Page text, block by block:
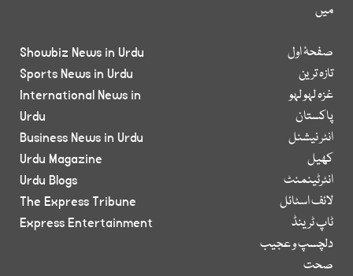
میں
صفحۂ اول
تازہ ترین
غزہ لہو لہو
پاکستان
انٹر نیشنل
کھیل
انٹرٹینمنٹ
لائف اسٹائل
ٹاپ ٹرینڈ
دلچسپ و عجیب
صحت
Showbiz News in Urdu
Sports News in Urdu
International News in
Urdu
Business News in Urdu
Urdu Magazine
Urdu Blogs
The Express Tribune
Express Entertainment